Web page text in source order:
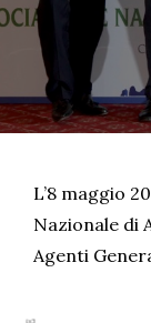
L’8 maggio
Nazionale di
Agenti